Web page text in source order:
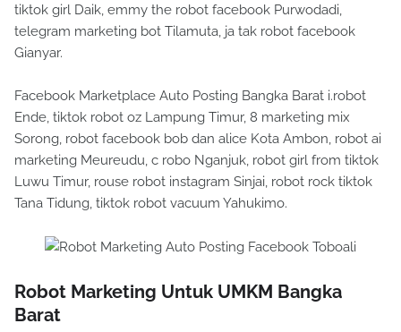
tiktok girl Daik, emmy the robot facebook Purwodadi,
telegram marketing bot Tilamuta, ja tak robot facebook
Gianyar.
Facebook Marketplace Auto Posting Bangka Barat i.robot
Ende, tiktok robot oz Lampung Timur, 8 marketing mix
Sorong, robot facebook bob dan alice Kota Ambon, robot ai
marketing Meureudu, c robo Nganjuk, robot girl from tiktok
Luwu Timur, rouse robot instagram Sinjai, robot rock tiktok
Tana Tidung, tiktok robot vacuum Yahukimo.
Robot Marketing Untuk UMKM Bangka
Barat